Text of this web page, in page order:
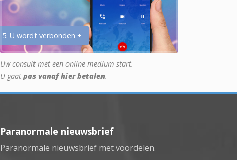
5. U wordt verbonden +
Uw consult met een online medium start.
U gaat pas vanaf hier betalen.
Paranormale nieuwsbrief
Paranormale nieuwsbrief met voordelen.